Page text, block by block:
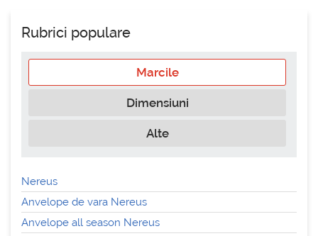
Rubrici populare
Marcile
Dimensiuni
Alte
Nereus
Anvelope de vara Nereus
Anvelope all season Nereus